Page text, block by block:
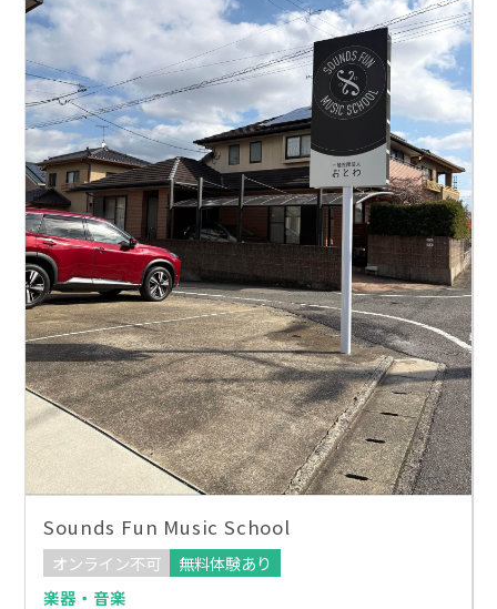
Sounds Fun Music School
オンライン不可
無料体験あり
楽器・音楽